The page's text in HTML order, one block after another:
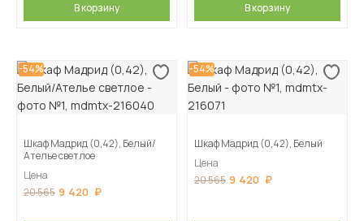
В корзину В корзину
-54%
Шкаф Мадрид (0,42), Белый/
Ателье светлое
Цена
20 565 9 420
-54%
Шкаф Мадрид (0,42), Белый
Цена
20 565 9 420